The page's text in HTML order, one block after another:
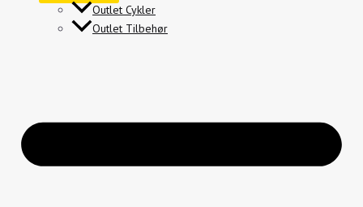
Outlet Cykler
Outlet Tilbehør